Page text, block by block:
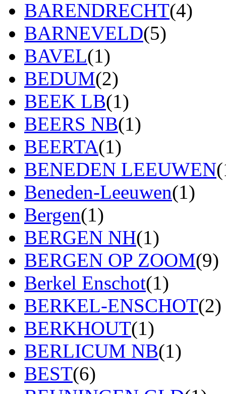
BARENDRECHT(4)
BARNEVELD(5)
BAVEL(1)
BEDUM(2)
BEEK LB(1)
BEERS NB(1)
BEERTA(1)
BENEDEN LEEUWEN
Beneden-Leeuwen(1)
Bergen(1)
BERGEN NH(1)
BERGEN OP ZOOM(9)
Berkel Enschot(1)
BERKEL-ENSCHOT(2)
BERKHOUT(1)
BERLICUM NB(1)
BEST(6)